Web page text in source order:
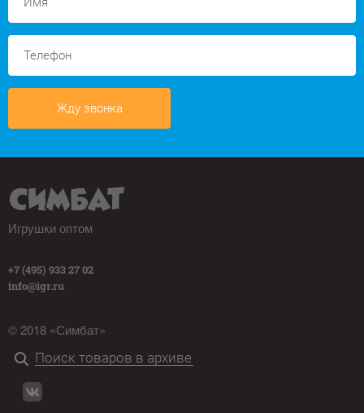
Жду звонка
Игрушки оптом
+7 (495) 933 27 02
info@igr.ru
© 2018 «Симбат»